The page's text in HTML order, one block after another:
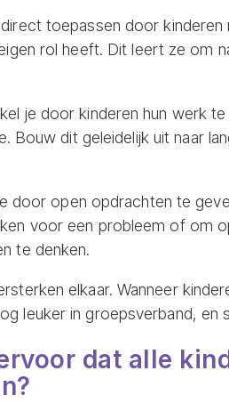
toepassen door
rol heeft. Dit leert ze om
je door kinderen hun werk
Bouw dit geleidelijk uit naar
door open opdrachten te
voor een probleem of om
te denken.
elkaar. Wanneer
leuker in groepsverband, en
dat alle